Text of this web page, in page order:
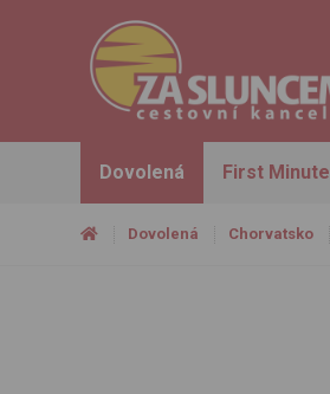
Dovolená First Minute
Dovolená Chorvatsko